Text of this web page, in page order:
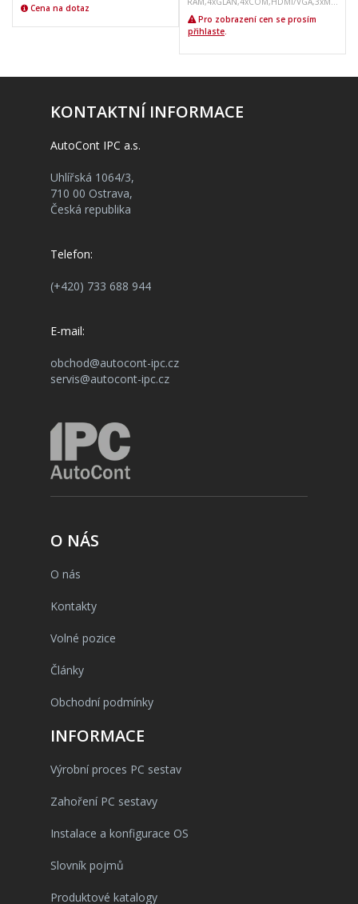
Cena na dotaz
ni-PCIe
Pro zobrazení cen se prosím
přihlaste.
KONTAKTNÍ INFORMACE
AutoCont IPC a.s.
Uhlířská 1064/3,
710 00 Ostrava,
Česká republika
Telefon:
(+420) 733 688 944
E-mail:
obchod@autocont-ipc.cz
servis@autocont-ipc.cz
O NÁS
O nás
Kontakty
Volné pozice
Články
Obchodní podmínky
INFORMACE
Výrobní proces PC sestav
Zahoření PC sestavy
Instalace a konfigurace OS
Slovník pojmů
Produktové katalogy